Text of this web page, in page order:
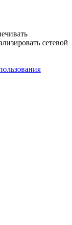
сетевой